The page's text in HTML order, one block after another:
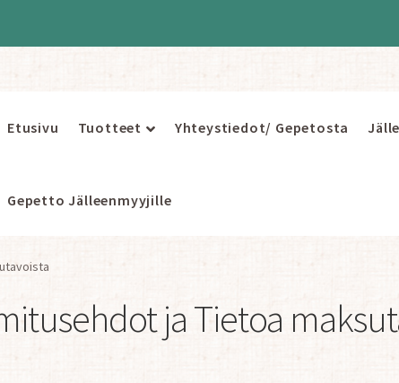
Etusivu Tuotteet Yhteystiedot/ Gepetosta
Gepetto Jälleenmyyjille
ja Tietoa